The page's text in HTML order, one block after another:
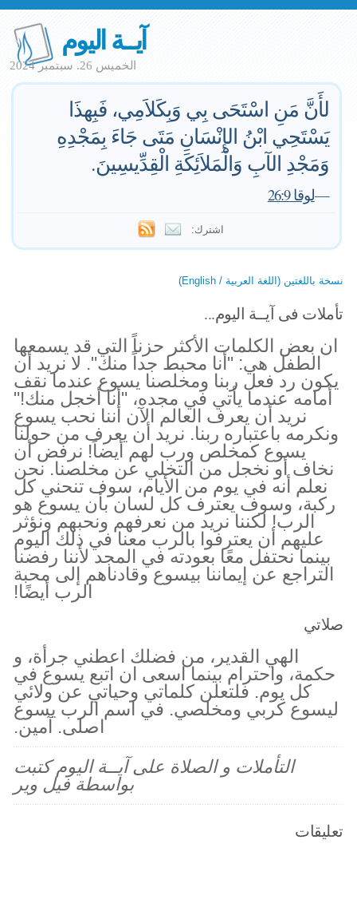
آيــة اليوم
الخميس 26. سبتمبر 2024
لأَنَّ مَنِ اسْتَحَى بِي وَبِكَلاَمِي، فَبِهذَا
يَسْتَحِي ابْنُ الإِنْسَانِ مَتَى جَاءَ بِمَجْدِهِ
وَمَجْدِ الآبِ وَالْمَلاَئِكَةِ الْقِدِّيسِينَ.
—لوقا 26:9
اشترك:
نسخة باللغتين (اللغة العربية / English)
تأملات فى آيــة اليوم...
ان بعض الكلمات الأكثر حزناً التي قد يسمعها
الطفل هي: "أنا محبط جداً منك". لا نريد أن
يكون رد فعل ربنا ومخلصنا يسوع عندما نقف
أمامه عندما يأتي في مجده، "أنا أخجل منك!"
نريد أن يعرف العالم الآن أننا نحب يسوع
ونكرمه باعتباره ربنا. نريد أن يعرف من حولنا
يسوع كمخلص ورب لهم أيضاً! نرفض أن
نخاف أو نخجل من التخلي عن مخلصنا. نحن
نعلم أنه في يوم من الأيام، سوف تنحني كل
ركبة، وسوف يعترف كل لسان بأن يسوع هو
الرب! لكننا نريد من نعرفهم ونحبهم ونؤثر
عليهم أن يعترفوا بالرب معنا في ذلك اليوم
بينما نحتفل معًا بعودته في المجد لأننا رفضنا
التراجع عن إيماننا بيسوع وقادناهم إلى محبة
الرب أيضًا!
صلاتي
الهي القدير، من فضلك اعطني جرأة، و
حكمة، واحترام بينما اسعى ان اتبع يسوع في
كل يوم. فلتعلن كلماتي وحياتي عن ولائي
ليسوع كربي ومخلصي. في اسم الرب يسوع
اصلى. آمين.
التأملات و الصلاة على آيــة اليوم كتبت
بواسطة فيل وير
تعليقات